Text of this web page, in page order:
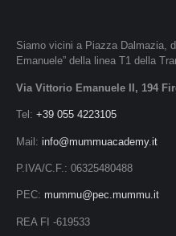
Siamo vicini a Piazza Dalmazia,
Emanuele” della linea T1 della
Via Vittorio Emanuele II, 194
Tel: +39 055 4223105
Mail: info@mummuacademy.it
P.IVA/C.F.: 06325480488
PEC: mummu@pec.mummu.it
REA FI -619533